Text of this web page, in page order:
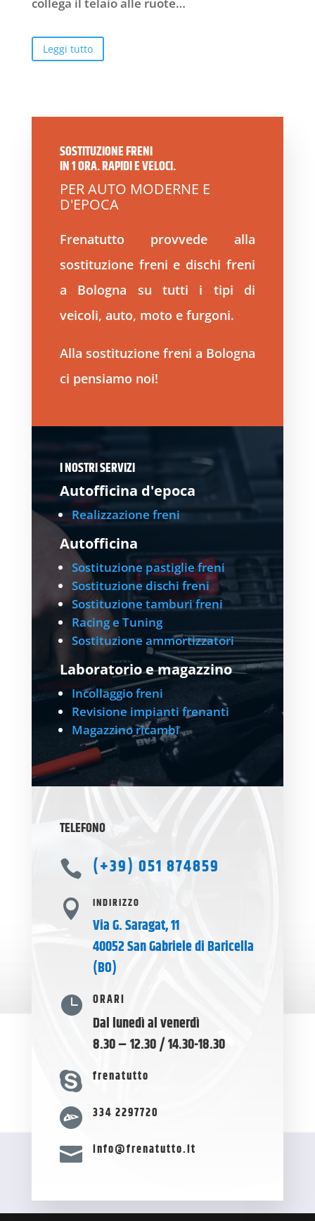
Leggi tutto
SOSTITUZIONE FRENI
IN 1 ORA. RAPIDI E VELOCI.
PER AUTO MODERNE E
D'EPOCA
Frenatutto provvede alla
sostituzione freni e dischi freni
a Bologna su tutti i tipi di
veicoli, auto, moto e furgoni.
Alla sostituzione freni a Bologna
ci pensiamo noi!
I NOSTRI SERVIZI
Autofficina d'epoca
Realizzazione freni
Autofficina
Sostituzione pastiglie freni
Sostituzione dischi freni
Sostituzione tamburi freni
Racing e Tuning
Sostituzione ammortizzatori
Laboratorio e magazzino
Incollaggio freni
Revisione impianti frenanti
Magazzino ricambi
TELEFONO
 (+39) 051 874859
 INDIRIZZO
Via G. Saragat, 11
40052 San Gabriele di Baricella
(BO)
 ORARI
Dal lunedì al venerdì
8.30 – 12.30 / 14.30-18.30
 frenatutto
 334 2297720
 info@frenatutto.it